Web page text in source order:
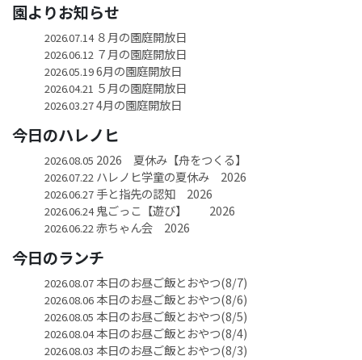
園よりお知らせ
2026.07.14８月の園庭開放日
2026.06.12７月の園庭開放日
2026.05.196月の園庭開放日
2026.04.21 ５月の園庭開放日
2026.03.274月の園庭開放日
今日のハレノヒ
2026.08.05 2026 夏休み【舟をつくる】
2026.07.22ハレノヒ学童の夏休み 2026
2026.06.27手と指先の認知 2026
2026.06.24鬼ごっこ【遊び】 2026
2026.06.22赤ちゃん会 2026
今日のランチ
2026.08.07本日のお昼ご飯とおやつ(8/7)
2026.08.06本日のお昼ご飯とおやつ(8/6)
2026.08.05 本日のお昼ご飯とおやつ(8/5)
2026.08.04本日のお昼ご飯とおやつ(8/4)
2026.08.03 本日のお昼ご飯とおやつ(8/3)